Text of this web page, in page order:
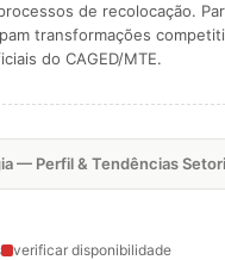
de recolocação.
transformações
do CAGED/MTE.
— Perfil & Tendências
verificar disponibilidade